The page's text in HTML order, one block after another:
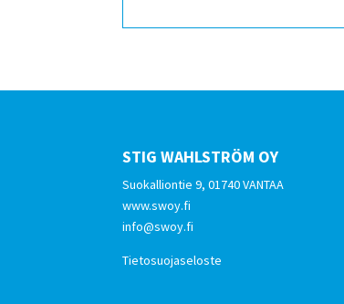
STIG WAHLSTRÖM OY
Suokalliontie 9, 01740 VANTAA
www.swoy.fi
info@swoy.fi
Tietosuojaseloste